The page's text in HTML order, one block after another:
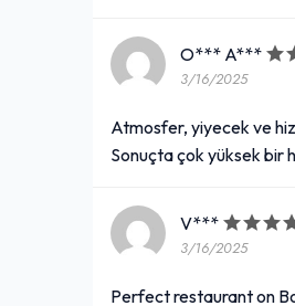
O*** A***
3/16/2025
Atmosfer, yiyecek ve
Sonuçta çok yüksek bir
V***
3/16/2025
Perfect restaurant on